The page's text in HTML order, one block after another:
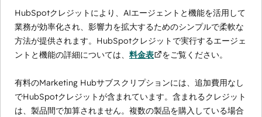
HubSpotクレジットにより、AIエージェントと機能を活用して
業務が効率化され、影響力を拡大するためのシンプルで柔軟な
方法が提供されます。HubSpotクレジットで実行するエージェ
ントと機能の詳細については、 料金表 をご覧ください。
有料のMarketing Hubサブスクリプションには、追加費用なし
でHubSpotクレジットが含まれています。含まれるクレジット
は、製品間で加算されません。複数の製品を購入している場合